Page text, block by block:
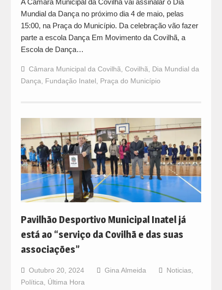
A Câmara Municipal da Covilhã vai assinalar o Dia
Mundial da Dança no próximo dia 4 de maio, pelas
15:00, na Praça do Município. Da celebração vão fazer
parte a escola Dança Em Movimento da Covilhã, a
Escola de Dança…
Câmara Municipal da Covilhã, Covilhã, Dia Mundial da
Dança, Fundação Inatel, Praça do Município
Pavilhão Desportivo Municipal Inatel já
está ao “serviço da Covilhã e das suas
associações”
Outubro 20, 2024 Gina Almeida Noticias,
Política, Última Hora